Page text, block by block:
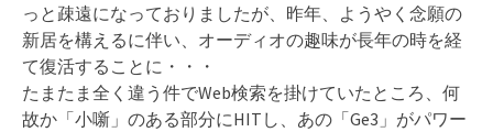
っと疎遠になっておりましたが、昨年、ようやく念願の
新居を構えるに伴い、オーディオの趣味が長年の時を経
て復活することに・・・
たまたま全く違う件でWeb検索を掛けていたところ、何
故か「小噺」のある部分にHITし、あの「Ge3」がパワー